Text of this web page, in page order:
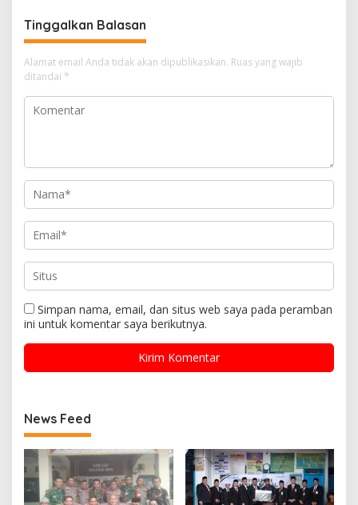
Tinggalkan Balasan
Alamat email Anda tidak akan dipublikasikan. Ruas yang wajib
ditandai *
Simpan nama, email, dan situs web saya pada peramban
ini untuk komentar saya berikutnya.
News Feed